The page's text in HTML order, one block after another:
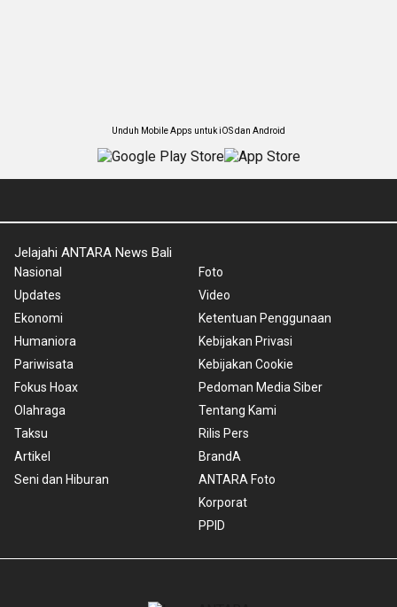
Unduh Mobile Apps untuk iOS dan Android
Jelajahi ANTARA News Bali
Nasional
Updates
Ekonomi
Humaniora
Pariwisata
Fokus Hoax
Olahraga
Taksu
Artikel
Seni dan Hiburan
Foto
Video
Ketentuan Penggunaan
Kebijakan Privasi
Kebijakan Cookie
Pedoman Media Siber
Tentang Kami
Rilis Pers
BrandA
ANTARA Foto
Korporat
PPID